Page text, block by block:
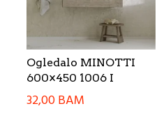
Ogledalo MINOTTI
600×450 1006 I
32,00BAM